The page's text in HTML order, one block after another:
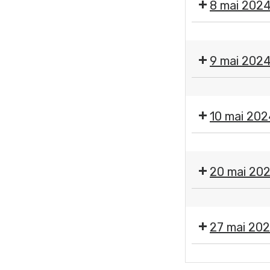
8 mai 2024
des
services
9 mai 2024
des
services
10 mai
des
services
20 mai
des
services
municipaux
27 mai